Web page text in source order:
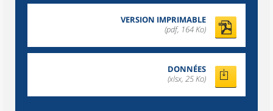
VERSION IMPRIMABLE
(pdf, 164 Ko)
DONNÉES
(xlsx, 25 Ko)